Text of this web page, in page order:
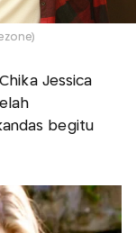
Chika Jessica
begitu